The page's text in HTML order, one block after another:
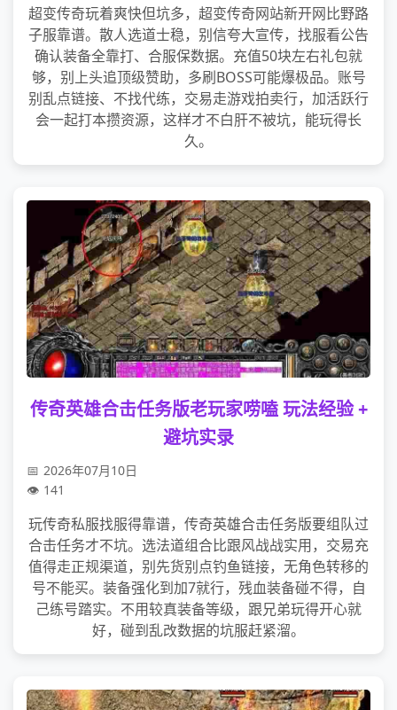
超变传奇玩着爽快但坑多，超变传奇网站新开网比野路
子服靠谱。散人选道士稳，别信夸大宣传，找服看公告
确认装备全靠打、合服保数据。充值50块左右礼包就
够，别上头追顶级赞助，多刷BOSS可能爆极品。账号
别乱点链接、不找代练，交易走游戏拍卖行，加活跃行
会一起打本攒资源，这样才不白肝不被坑，能玩得长
久。
传奇英雄合击任务版老玩家唠嗑 玩法经验 +
避坑实录
2026年07月10日
141
玩传奇私服找服得靠谱，传奇英雄合击任务版要组队过
合击任务才不坑。选法道组合比跟风战战实用，交易充
值得走正规渠道，别先货别点钓鱼链接，无角色转移的
号不能买。装备强化到加7就行，残血装备碰不得，自
己练号踏实。不用较真装备等级，跟兄弟玩得开心就
好，碰到乱改数据的坑服赶紧溜。